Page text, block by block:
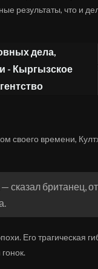
результаты, что и
дела,
- Кыргызское
времени,
сказал британец,
Его трагическая